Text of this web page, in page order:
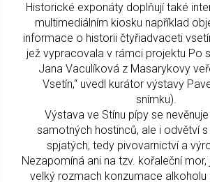
Historické exponáty doplňují také
multimediálním kiosku například
informace o historii čtyřiadvaceti
jež vypracovala v rámci projektu Po
Jana Vaculíková z Masarykovy
Vsetín,“ uvedl kurátor výstavy
snímku).
Výstava ve Stínu pípy se
samotných hostinců, ale i odvětví
spjatých, tedy pivovarnictví a
Nezapomíná ani na tzv. kořaleční
velký rozmach konzumace alkoholu